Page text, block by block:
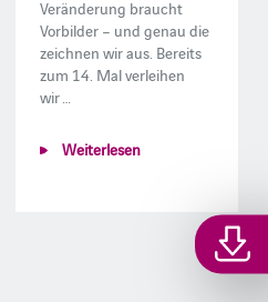
Veränderung braucht
Vorbilder – und genau die
zeichnen wir aus. Bereits
zum 14. Mal verleihen
wir …
Weiterlesen